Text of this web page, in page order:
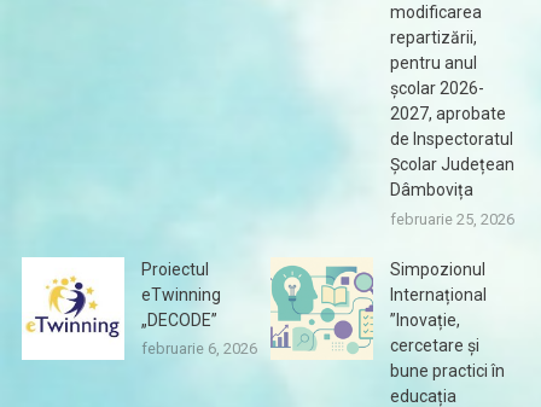
modificarea
repartizării,
pentru anul
școlar 2026-
2027, aprobate
de Inspectoratul
Școlar Județean
Dâmbovița
februarie 25, 2026
Proiectul
eTwinning
„DECODE”
februarie 6, 2026
Simpozionul
Internațional
”Inovație,
cercetare și
bune practici în
educația